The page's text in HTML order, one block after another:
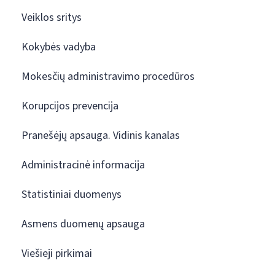
Veiklos sritys
Kokybės vadyba
Mokesčių administravimo procedūros
Korupcijos prevencija
Pranešėjų apsauga. Vidinis kanalas
Administracinė informacija
Statistiniai duomenys
Asmens duomenų apsauga
Viešieji pirkimai